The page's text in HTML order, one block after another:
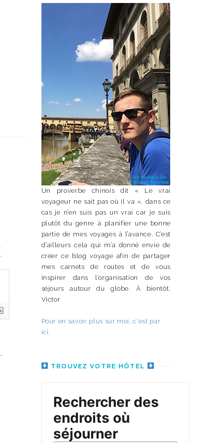
Un proverbe chinois dit « Le vrai
voyageur ne sait pas où il va », dans ce
cas je n’en suis pas un vrai car je suis
plutôt du genre à planifier une bonne
partie de mes voyages à l’avance. C’est
d’ailleurs cela qui m’a donné envie de
créer ce blog voyage afin de partager
mes carnets de routes et de vous
inspirer dans l’organisation de vos
séjours autour du globe. À bientôt.
Victor
Pour en savoir plus sur moi, c'est par
ici.
TROUVEZ VOTRE HÔTEL